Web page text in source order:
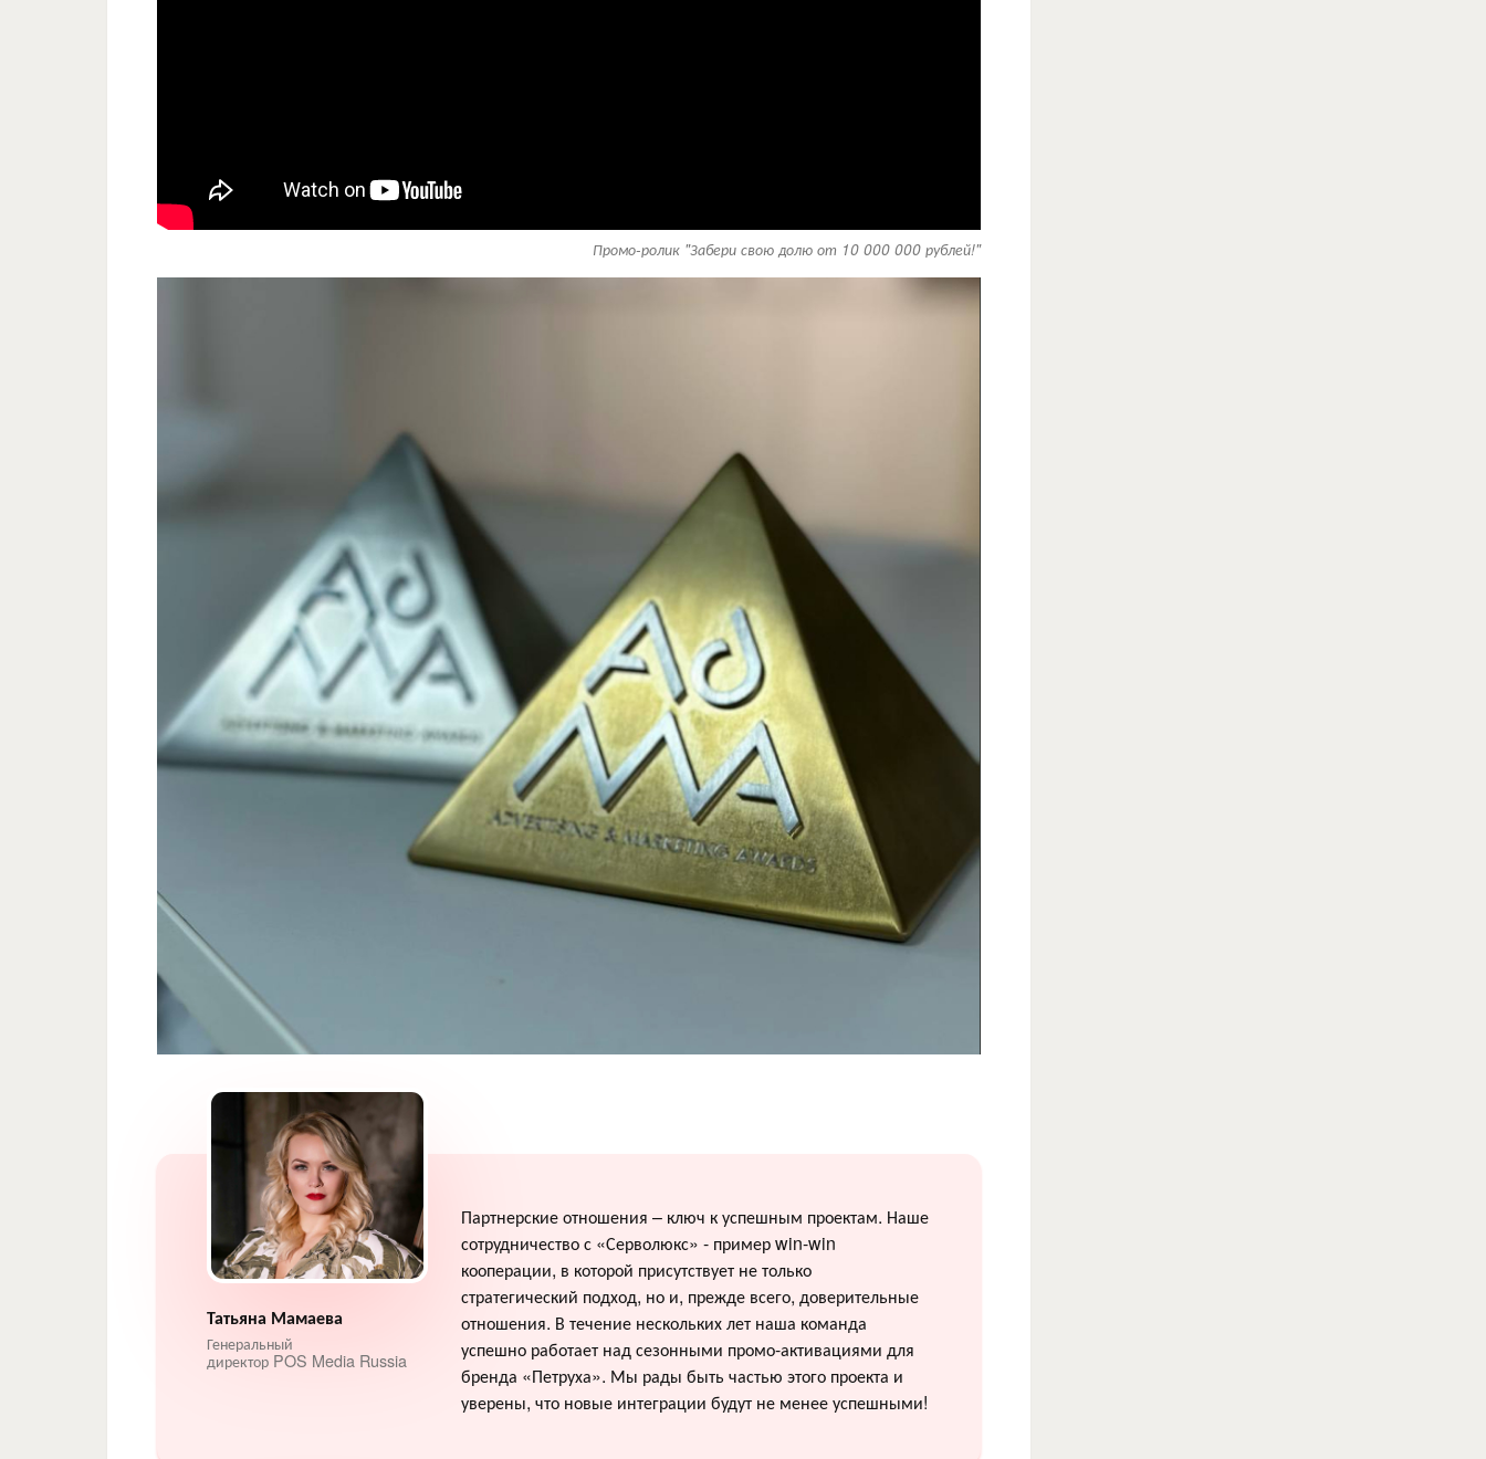
Промо-ролик "Забери свою долю от 10 000 000 рублей!"
Татьяна Мамаева
Генеральный
директор POS Media Russia
Партнерские отношения – ключ к успешным проектам. Наше
сотрудничество с «Серволюкс» - пример win-win
кооперации, в которой присутствует не только
стратегический подход, но и, прежде всего, доверительные
отношения. В течение нескольких лет наша команда
успешно работает над сезонными промо-активациями для
бренда «Петруха». Мы рады быть частью этого проекта и
уверены, что новые интеграции будут не менее успешными!